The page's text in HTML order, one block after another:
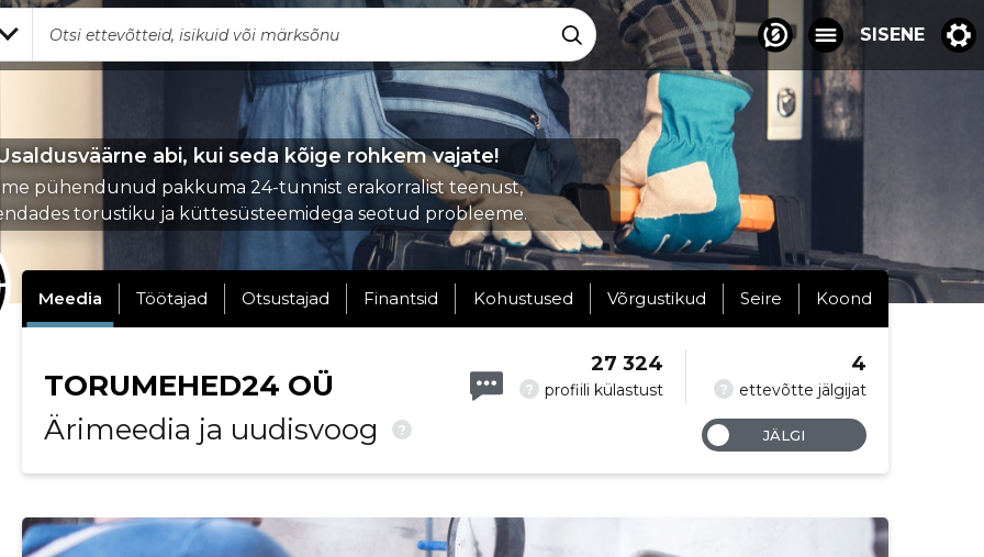
SISENE
abi, kui seda kõige rohkem vajate!
pühendunud pakkuma 24-tunnist erakorralist teenust,
torustiku ja küttesüsteemidega seotud probleeme.
Meedia Töötajad Otsustajad Finantsid Kohustused Võrgustikud Seire Koond
TORUMEHED24 OÜ
Ärimeedia ja uudisvoog
?
? profiili külastust
27 324
? ettevõtte jälgijat
4
JÄLGI